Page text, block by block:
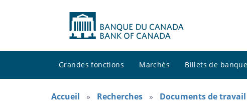
Grandes fonctions Marchés Billets de banque
Accueil Recherches Documents de